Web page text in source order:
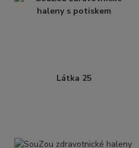
Látka 25